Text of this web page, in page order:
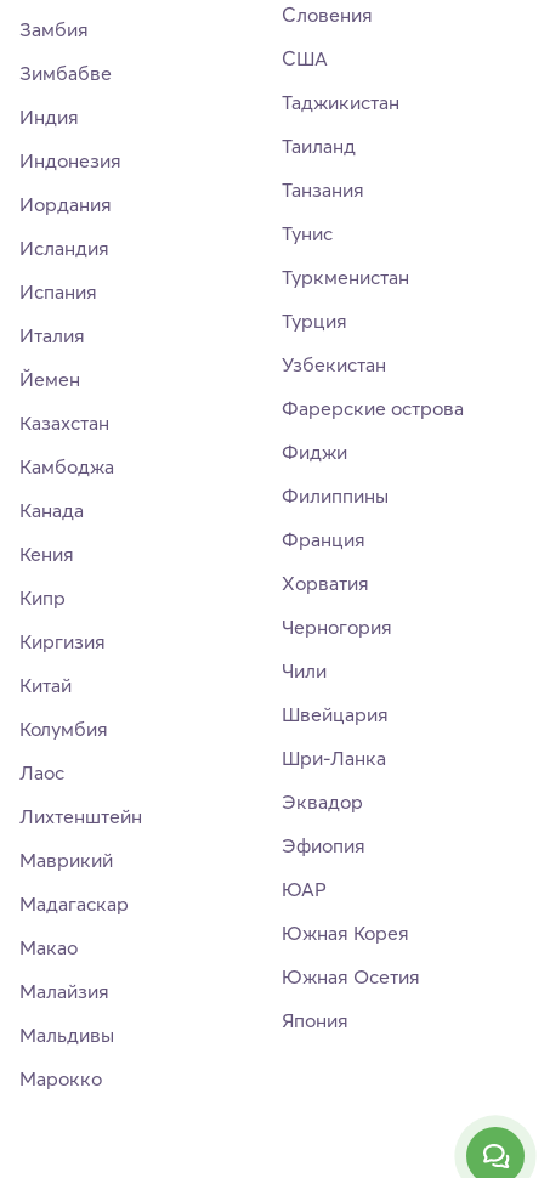
Замбия
Зимбабве
Индия
Индонезия
Иордания
Исландия
Испания
Италия
Йемен
Казахстан
Камбоджа
Канада
Кения
Кипр
Киргизия
Китай
Колумбия
Лаос
Лихтенштейн
Маврикий
Мадагаскар
Макао
Малайзия
Мальдивы
Марокко
Словения
США
Таджикистан
Таиланд
Танзания
Тунис
Туркменистан
Турция
Узбекистан
Фарерские острова
Фиджи
Филиппины
Франция
Хорватия
Черногория
Чили
Швейцария
Шри-Ланка
Эквадор
Эфиопия
ЮАР
Южная Корея
Южная Осетия
Япония